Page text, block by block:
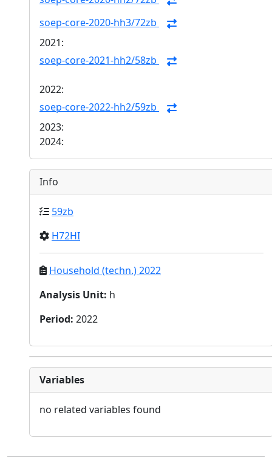
soep-core-2020-hh3/72zb
2021:
soep-core-2021-hh2/58zb
2022:
soep-core-2022-hh2/59zb
2023:
2024:
Info
59zb
H72HI
Household (techn.) 2022
Analysis Unit: h
Period: 2022
Variables
no related variables found